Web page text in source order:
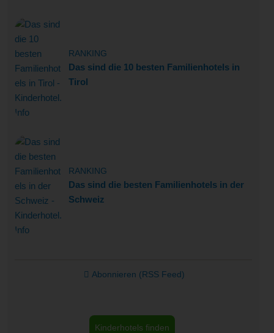
RANKING
Das sind die 10 besten Familienhotels in
Tirol
RANKING
Das sind die besten Familienhotels in der
Schweiz
Abonnieren (RSS Feed)
Kinderhotels finden